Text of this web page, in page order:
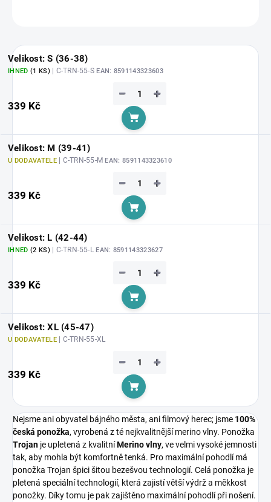
Velikost: S (36-38)
IHNED (1 KS)| C-TRN-55-SEAN: 8591143323603
339 Kč
+
−
Do košíku
Velikost: M (39-41)
U DODAVATELE | C-TRN-55-MEAN: 8591143323610
339 Kč
+
−
Do košíku
Velikost: L (42-44)
IHNED (2 KS)| C-TRN-55-LEAN: 8591143323627
339 Kč
+
−
Do košíku
Velikost: XL (45-47)
U DODAVATELE | C-TRN-55-XL
339 Kč
+
−
Do košíku
Nejsme ani obyvatel bájného města, ani filmový herec; jsme 100%
česká ponožka, vyrobená z té nejkvalitnější merino vlny. Ponožka
Trojan je upletená z kvalitníMerino vlny, ve velmi vysoké jemnosti
tak, aby mohla být komfortně tenká. Pro maximální pohodlí má
ponožka Trojan špici šitou bezešvou technologií. Celá ponožka je
pletená speciální technologií, která zajistí větší výdrž a měkkost
ponožky. Díky tomu je pak zajištěno maximální pohodlí při nošení.